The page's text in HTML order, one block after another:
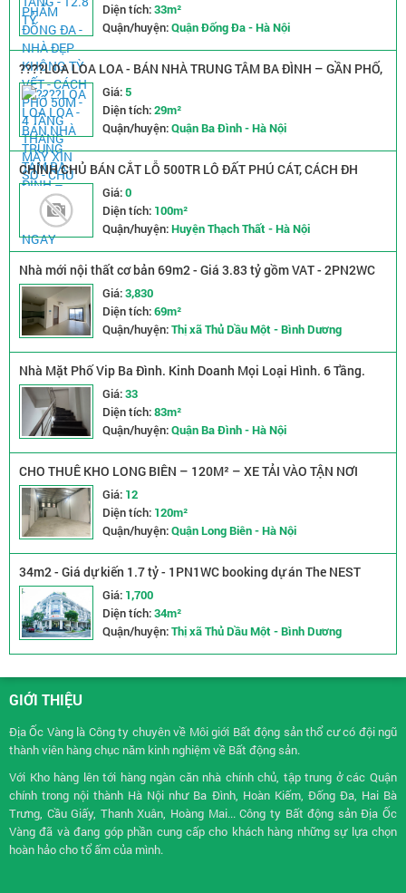
Diện tích:33m²
Quận/huyện:Quận Đống Đa - Hà Nội
????LOA LOA LOA - BÁN NHÀ TRUNG TÂM BA ĐÌNH – GẦN PHỐ,
NHÀ ĐẸP Ở NGAY
Giá:5
Diện tích:29m²
Quận/huyện:Quận Ba Đình - Hà Nội
CHÍNH CHỦ BÁN CẮT LỖ 500TR LÔ ĐẤT PHÚ CÁT, CÁCH ĐH
QUỐC GIA 1KMGiá:0
Diện tích: 100m²
Quận/huyện:Huyện Thạch Thất - Hà Nội
Nhà mới nội thất cơ bản 69m2 - Giá 3.83 tỷ gồm VAT - 2PN2WC
The Glory
Giá:3,830
Diện tích:69m²
Quận/huyện:Thị xã Thủ Dầu Một - Bình Dương
Nhà Mặt Phố Vip Ba Đình. Kinh Doanh Mọi Loại Hình. 6 Tầng.
diện tích 83m2. Mặt tiền 5m. Giá 33,5 tỷ
Giá:33
Diện tích:83m²
Quận/huyện:Quận Ba Đình - Hà Nội
CHO THUÊ KHO LONG BIÊN – 120M² – XE TẢI VÀO TẬN NƠI
Giá: 12
Diện tích: 120m²
Quận/huyện:Quận Long Biên - Hà Nội
34m2 - Giá dự kiến 1.7 tỷ - 1PN1WC booking dự án The NEST
Midori Park
Giá: 1,700
Diện tích:34m²
Quận/huyện:Thị xã Thủ Dầu Một - Bình Dương
GIỚI THIỆU
Địa Ốc Vàng là Công ty chuyên về Môi giới Bất động sảnthổ cư có đội ngũ
thành viên hàng chục năm kinh nghiệm về Bất động sản.
Với Kho hàng lên tới hàng ngàn căn nhà chính chủ, tập trung ở các Quận
chính trong nội thành Hà Nội như Ba Đình, Hoàn Kiếm, Đống Đa, Hai Bà
Trưng, Cầu Giấy, Thanh Xuân, Hoàng Mai... Công ty Bất động sản Địa Ốc
Vàng đã và đang góp phần cung cấp cho khách hàng những sự lựa chọn
hoàn hảo cho tổ ấm của mình.